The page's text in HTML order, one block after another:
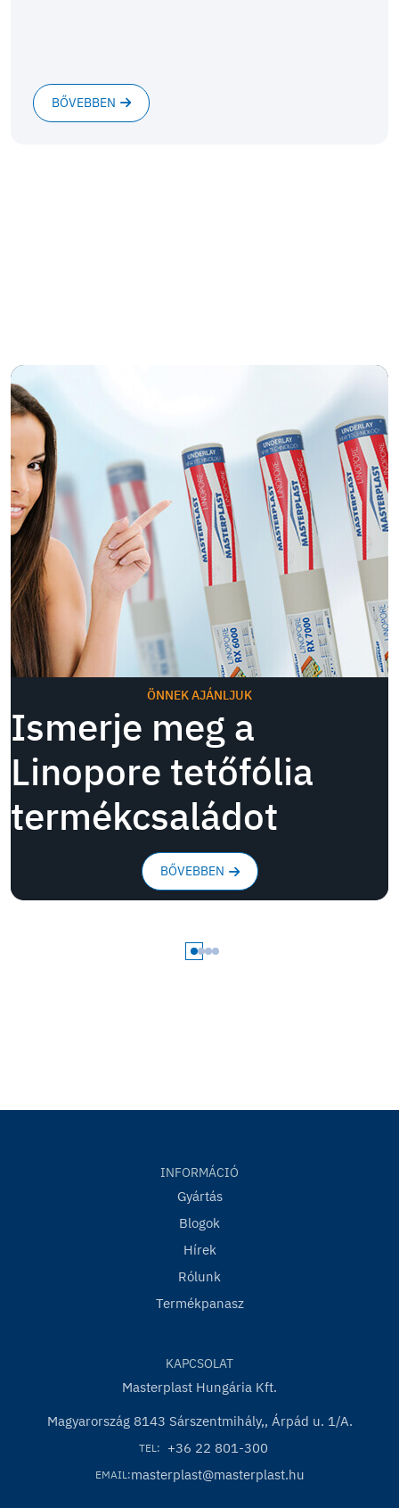
BŐVEBBEN
ÖNNEK AJÁNLJUK
Ismerje meg a
Linopore tetőfólia
termékcsaládot
BŐVEBBEN
INFORMÁCIÓ
Gyártás
Blogok
Hírek
Rólunk
Termékpanasz
KAPCSOLAT
Masterplast Hungária Kft.
Magyarország 8143 Sárszentmihály,, Árpád u. 1/A.
TEL: +36 22 801-300
EMAIL:masterplast@masterplast.hu